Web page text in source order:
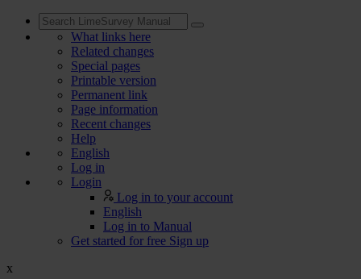
What links here
Related changes
Special pages
Printable version
Permanent link
Page information
Recent changes
Help
English
Log in
Login
Log in to your account
English
Log in to Manual
Get started for free Sign up
x